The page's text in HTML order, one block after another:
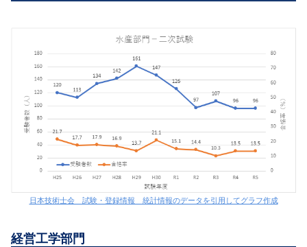
日本技術士会 試験・登録情報 統計情報のデータを引用してグラフ作成
経営工学部門